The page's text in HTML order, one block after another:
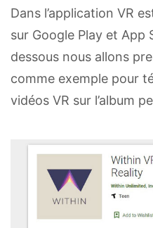
Dans l’application VR
sur Google Play et App
dessous nous allons
comme exemple pour
vidéos VR sur l’album